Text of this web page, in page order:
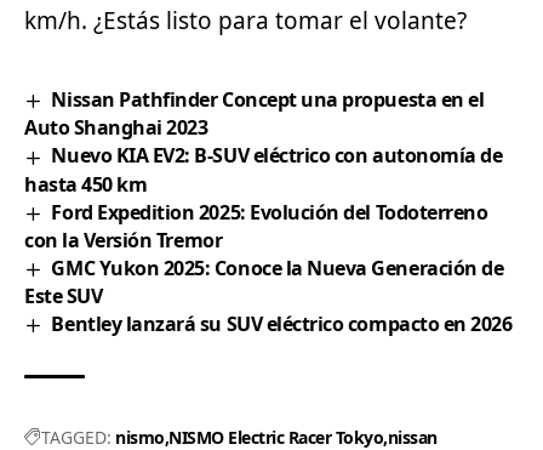
km/h. ¿Estás listo para tomar el volante?
Nissan Pathfinder Concept una propuesta en el
Auto Shanghai 2023
Nuevo KIA EV2: B-SUV eléctrico con autonomía de
hasta 450 km
Ford Expedition 2025: Evolución del Todoterreno
con la Versión Tremor
GMC Yukon 2025: Conoce la Nueva Generación de
Este SUV
Bentley lanzará su SUV eléctrico compacto en 2026
TAGGED: nismo NISMO Electric Racer Tokyo nissan